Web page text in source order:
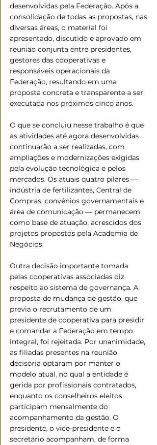
desenvolvidas pela Federação. Após a
consolidação de todas as propostas, nas
diversas áreas, o material foi
apresentado, discutido e aprovado em
reunião conjunta entre presidentes,
gestores das cooperativas e
responsáveis operacionais da
Federação, resultando em uma
proposta concreta e transparente a ser
executada nos próximos cinco anos.
O que se concluiu nesse trabalho é que
as atividades até agora desenvolvidas
continuarão a ser realizadas, com
ampliações e modernizações exigidas
pela evolução tecnológica e pelos
mercados. Os atuais quatro pilares —
indústria de fertilizantes, Central de
Compras, convênios governamentais e
área de comunicação — permanecem
como base de atuação, acrescidos dos
projetos propostos pela Academia de
Negócios.
Outra decisão importante tomada
pelas cooperativas associadas diz
respeito ao sistema de governança. A
proposta de mudança de gestão, que
previa o recrutamento de um
presidente de cooperativa para presidir
e comandar a Federação em tempo
integral, foi rejeitada. Por unanimidade,
as filiadas presentes na reunião
decisória optaram por manter o
modelo atual, no qual a entidade é
gerida por profissionais contratados,
enquanto os conselheiros eleitos
participam mensalmente do
acompanhamento da gestão. O
presidente, o vice-presidente e o
secretário acompanham, de forma